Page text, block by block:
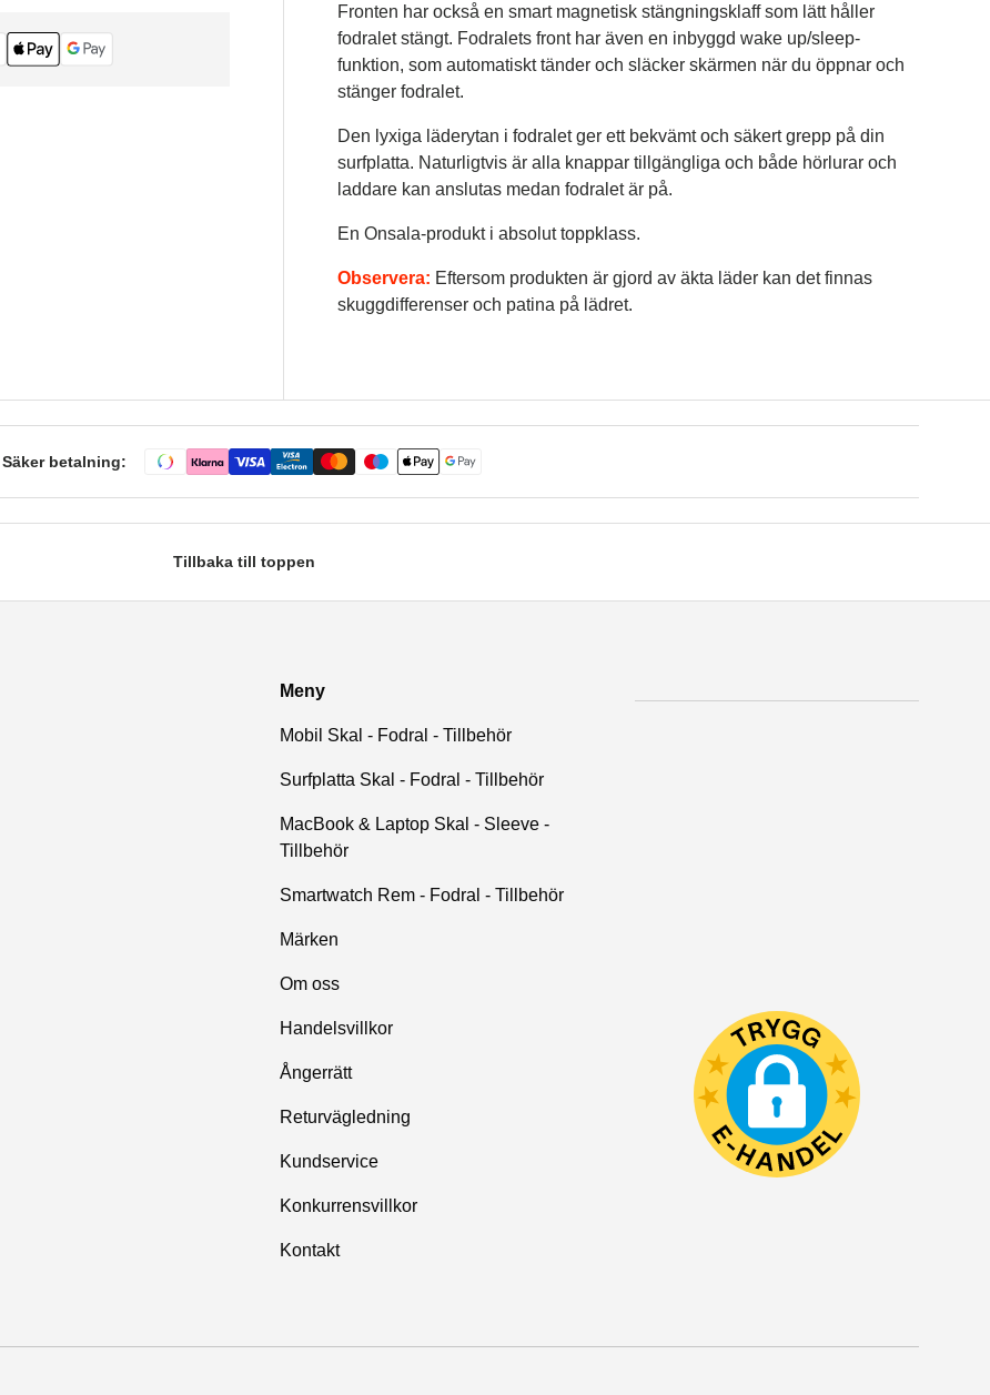
Fronten har också en smart magnetisk stängningsklaff som lätt håller
fodralet stängt. Fodralets front har även en inbyggd wake up/sleep-
funktion, som automatiskt tänder och släcker skärmen när du öppnar och
stänger fodralet.
Den lyxiga läderytan i fodralet ger ett bekvämt och säkert grepp på din
surfplatta. Naturligtvis är alla knappar tillgängliga och både hörlurar och
laddare kan anslutas medan fodralet är på.
En Onsala-produkt i absolut toppklass.
Observera: Eftersom produkten är gjord av äkta läder kan det finnas
skuggdifferenser och patina på lädret.
Säker betalning:
Tillbaka till toppen
Meny
Mobil Skal - Fodral - Tillbehör
Surfplatta Skal - Fodral - Tillbehör
MacBook & Laptop Skal - Sleeve -
Tillbehör
Smartwatch Rem - Fodral - Tillbehör
Märken
Om oss
Handelsvillkor
Ångerrätt
Returvägledning
Kundservice
Konkurrensvillkor
Kontakt